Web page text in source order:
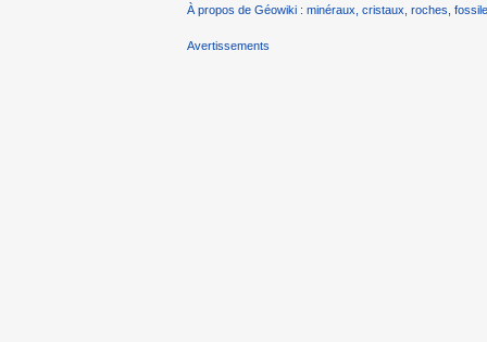
À propos de Géowiki : minéraux, cristaux, roches,
Avertissements